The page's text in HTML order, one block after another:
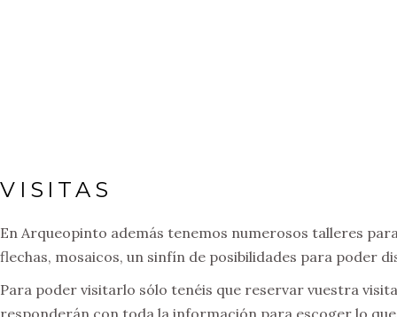
VISITAS
En Arqueopinto además tenemos numerosos talleres
flechas, mosaicos, un sinfín de posibilidades para poder
Para poder visitarlo sólo tenéis que reservar vuestra
responderán con toda la información para escoger lo